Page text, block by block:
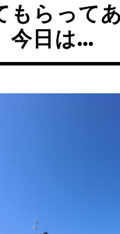
もらって
今日は…